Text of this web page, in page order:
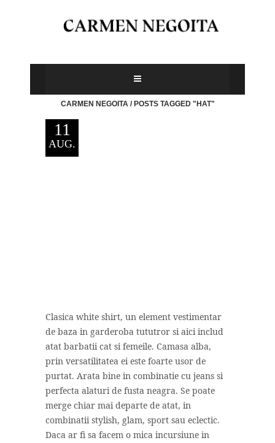
CARMEN NEGOITA/POSTS TAGGED "HAT"
11
AUG.
Clasica white shirt, un element vestimentar
de baza in garderoba tututror si aici includ
atat barbatii cat si femeile. Camasa alba,
prin versatilitatea ei este foarte usor de
purtat. Arata bine in combinatie cu jeans si
perfecta alaturi de fusta neagra. Se poate
merge chiar mai departe de atat, in
combinatii stylish, glam, sport sau eclectic.
Daca ar fi sa facem o mica incursiune in